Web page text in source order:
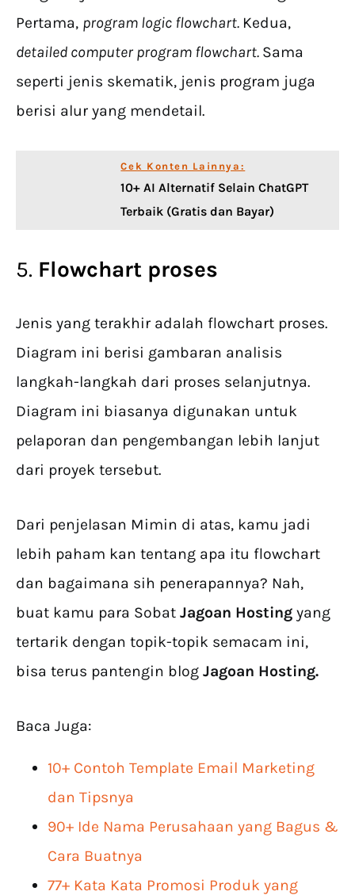
Pertama, program logic flowchart. Kedua,
detailed computer program flowchart. Sama
seperti jenis skematik, jenis program juga
berisi alur yang mendetail.
Cek Konten Lainnya:
10+ AI Alternatif Selain ChatGPT
Terbaik (Gratis dan Bayar)
5. Flowchart proses
Jenis yang terakhir adalah flowchart proses.
Diagram ini berisi gambaran analisis
langkah-langkah dari proses selanjutnya.
Diagram ini biasanya digunakan untuk
pelaporan dan pengembangan lebih lanjut
dari proyek tersebut.
Dari penjelasan Mimin di atas, kamu jadi
lebih paham kan tentang apa itu flowchart
dan bagaimana sih penerapannya? Nah,
buat kamu para Sobat Jagoan Hosting yang
tertarik dengan topik-topik semacam ini,
bisa terus pantengin blog Jagoan Hosting.
Baca Juga:
10+ Contoh Template Email Marketing
dan Tipsnya
90+ Ide Nama Perusahaan yang Bagus &
Cara Buatnya
77+ Kata Kata Promosi Produk yang